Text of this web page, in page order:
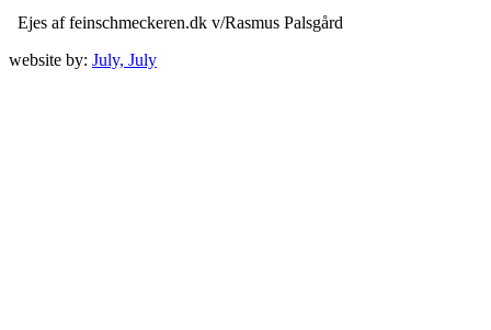
Ejes af feinschmeckeren.dk v/Rasmus Palsgård
website by: July, July